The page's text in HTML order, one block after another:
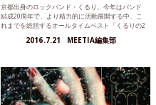
京都出身のロックバンド・くるり。今年はバンド
結成20周年で、より精力的に活動展開する中、こ
れまでを総括するオールタイムベスト「くるりの2
2016.7.21 MEETIA編集部